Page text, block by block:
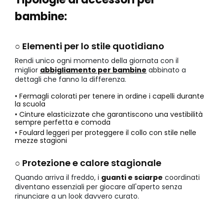
bambine:
○ Elementi per lo stile quotidiano
Rendi unico ogni momento della giornata con il
miglior abbigliamento per bambine abbinato a
dettagli che fanno la differenza.
• Fermagli colorati per tenere in ordine i capelli durante
la scuola
• Cinture elasticizzate che garantiscono una vestibilità
sempre perfetta e comoda
• Foulard leggeri per proteggere il collo con stile nelle
mezze stagioni
○ Protezione e calore stagionale
Quando arriva il freddo, i guanti e sciarpe coordinati
diventano essenziali per giocare all'aperto senza
rinunciare a un look davvero curato.